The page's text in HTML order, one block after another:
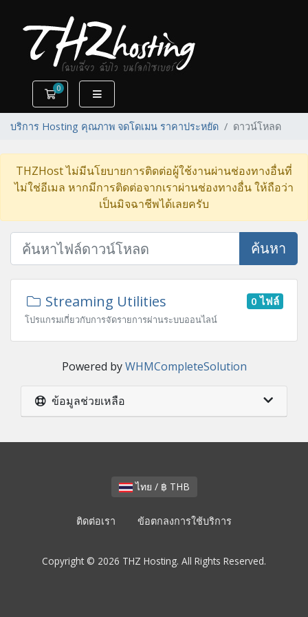
0
ตะกร้าสินค้า
บริการ Hosting คุณภาพ จดโดเมน ราคาประหยัด ดาวน์โหลด
THZHost ไม่มีนโยบายการติดต่อผู้ใช้งานผ่านช่องทางอื่นที่
ไม่ใช่อีเมล หากมีการติดต่อจากเราผ่านช่องทางอื่น ให้ถือว่า
เป็นมิจฉาชีพได้เลยครับ
ค้นหา
Streaming Utilities 0 ไฟล์
โปรแกรมเกี่ยวกับการจัดรายการผ่านระบบออนไลน์
Powered byWHMCompleteSolution
ข้อมูลช่วยเหลือ
ไทย / ฿ THB
ติดต่อเรา ข้อตกลงการใช้บริการ
Copyright © 2026 THZ Hosting. All Rights Reserved.